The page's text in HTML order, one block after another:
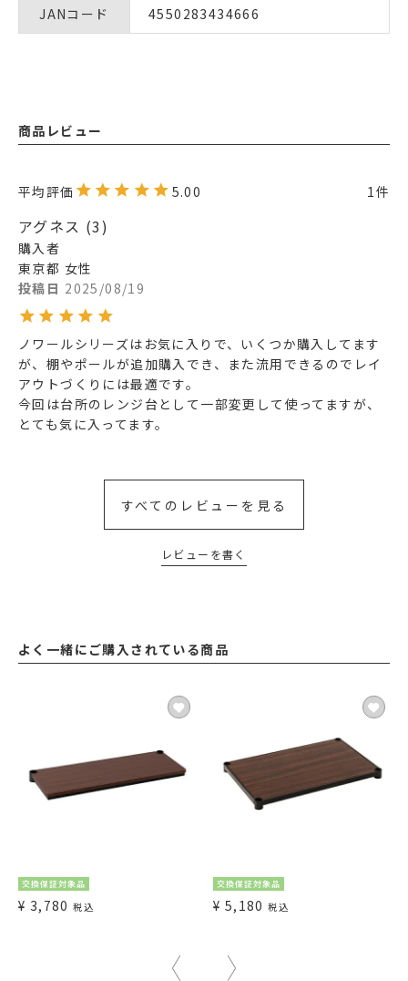
JANコード 4550283434666
商品レビュー
5.00 1
アグネス 3
購入者
東京都 女性
投稿日 2025/08/19
ノワールシリーズはお気に入りで、いくつか購入してます
が、棚やポールが追加購入でき、また流用できるのでレイ
アウトづくりには最適です。
今回は台所のレンジ台として一部変更して使ってますが、
とても気に入ってます。
すべてのレビューを見る
レビューを書く
よく一緒にご購入されている商品
交換保証対象品
¥ 3,780 税込
交換保証対象品
¥ 5,180 税込